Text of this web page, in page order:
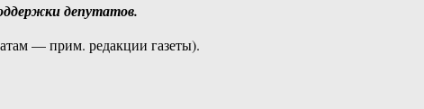
депутатов.
— прим. редакции газеты).